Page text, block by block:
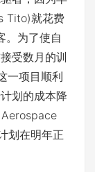
Tito)就花费
。为了使自
受数月的训
一项目顺利
划的成本降
Aerospace
划在明年正